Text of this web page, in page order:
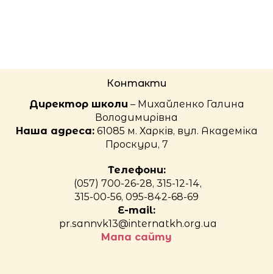
Контакти
Директор школи – Михайленко Галина
Володимирівна
Наша адреса:61085 м. Харків, вул. Академіка
Проскури, 7
Телефони:
(057) 700-26-28, 315-12-14,
315-00-56, 095-842-68-69
E-mail:
pr.sannvk13@internatkh.org.ua
Мапа сайту